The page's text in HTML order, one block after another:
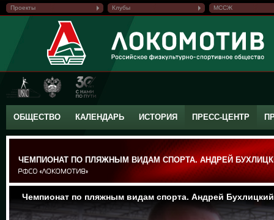
Проекты Клубы МССЖ
ОБЩЕСТВО КАЛЕНДАРЬ ИСТОРИЯ ПРЕСС-ЦЕНТР
ЧЕМПИОНАТ ПО ПЛЯЖНЫМ ВИДАМ СПОРТА. АНДРЕЙ